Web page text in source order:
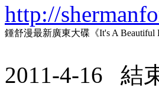
http://
鍾舒漫最新廣東大碟《It's A
2011-4-16 結